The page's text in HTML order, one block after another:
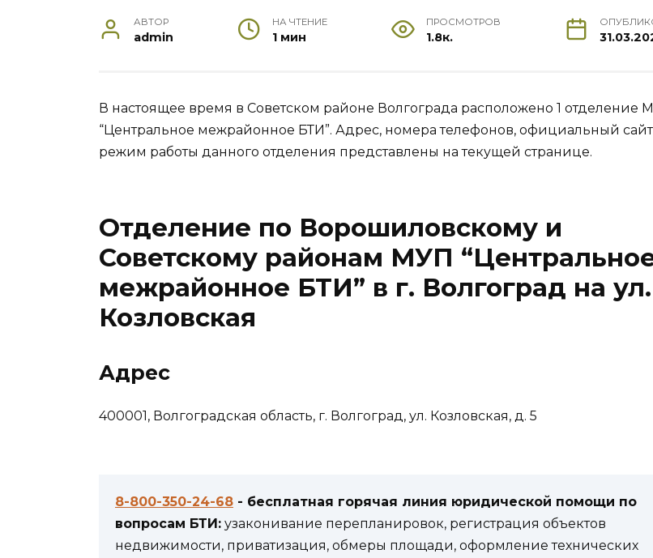
АВТОР
admin
НА ЧТЕНИЕ
1 мин
ПРОСМОТРОВ
1.8к.
В настоящее время в Советском районе Волгограда расположено 1 отделение
“Центральное межрайонное БТИ”. Адрес, номера телефонов, официальный
режим работы данного отделения представлены на текущей странице.
Отделение по Ворошиловскому и
Советскому районам МУП
межрайонное БТИ” в г. Волгоград на ул.
Козловская
Адрес
400001, Волгоградская область, г. Волгоград, ул. Козловская, д. 5
8-800-350-24-68 - бесплатная горячая линия юридической помощи по
вопросам БТИ: узаконивание перепланировок, регистрация объектов
недвижимости, приватизация, обмеры площади, оформление технических